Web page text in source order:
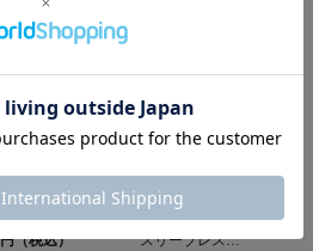
ラブT On Club T
（税込）
エルドレッソ ボーンマン
スリーブレス